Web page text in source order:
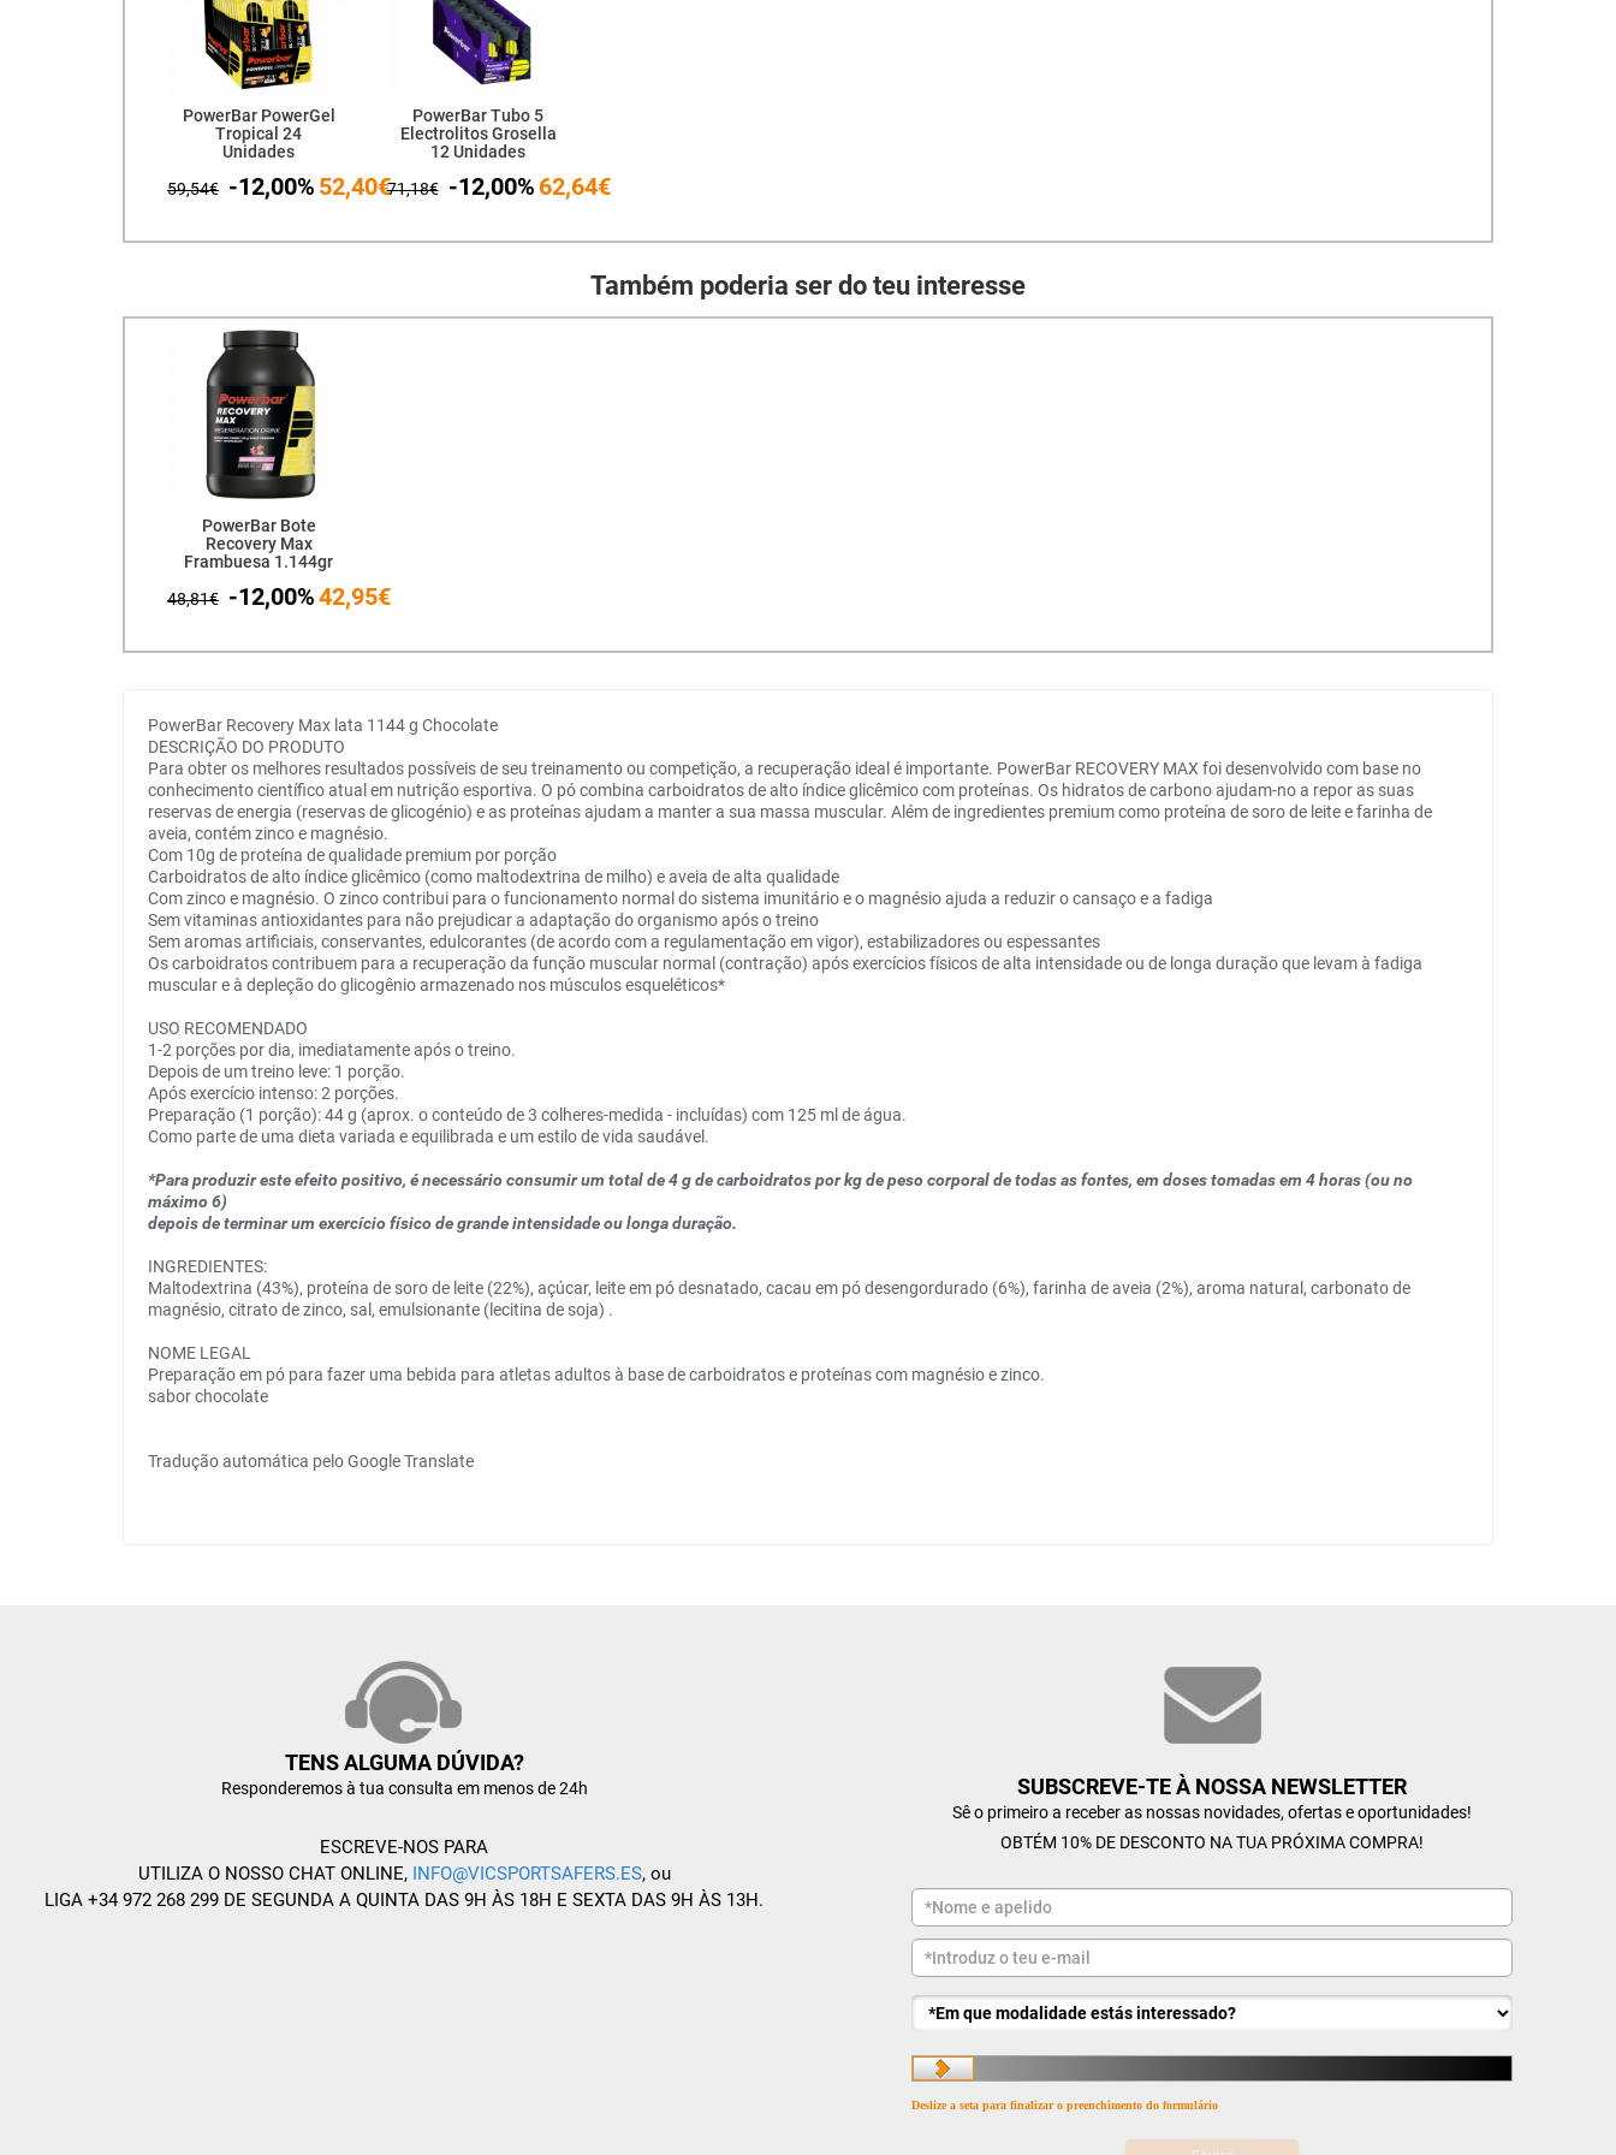
PowerBar PowerGel
Tropical 24
Unidades
59,54€ -12,00% 52,40€
PowerBar Tubo 5
Electrolitos Grosella
12 Unidades
71,18€ -12,00% 62,64€
Também poderia ser do teu interesse
PowerBar Bote
Recovery Max
Frambuesa 1.144gr
48,81€ -12,00%42,95€
PowerBar Recovery Max lata 1144 g Chocolate
DESCRIÇÃO DO PRODUTO
Para obter os melhores resultados possíveis de seu treinamento ou competição, a recuperação ideal é importante. PowerBar RECOVERY MAX foi desenvolvido com base no
conhecimento científico atual em nutrição esportiva. O pó combina carboidratos de alto índice glicêmico com proteínas. Os hidratos de carbono ajudam-no a repor as suas
reservas de energia (reservas de glicogénio) e as proteínas ajudam a manter a sua massa muscular. Além de ingredientes premium como proteína de soro de leite e farinha de
aveia, contém zinco e magnésio.
Com 10g de proteína de qualidade premium por porção
Carboidratos de alto índice glicêmico (como maltodextrina de milho) e aveia de alta qualidade
Com zinco e magnésio. O zinco contribui para o funcionamento normal do sistema imunitário e o magnésio ajuda a reduzir o cansaço e a fadiga
Sem vitaminas antioxidantes para não prejudicar a adaptação do organismo após o treino
Sem aromas artificiais, conservantes, edulcorantes (de acordo com a regulamentação em vigor), estabilizadores ou espessantes
Os carboidratos contribuem para a recuperação da função muscular normal (contração) após exercícios físicos de alta intensidade ou de longa duração que levam à fadiga
muscular e à depleção do glicogênio armazenado nos músculos esqueléticos*
USO RECOMENDADO
1-2 porções por dia, imediatamente após o treino.
Depois de um treino leve: 1 porção.
Após exercício intenso: 2 porções.
Preparação (1 porção): 44 g (aprox. o conteúdo de 3 colheres-medida - incluídas) com 125 ml de água.
Como parte de uma dieta variada e equilibrada e um estilo de vida saudável.
*Para produzir este efeito positivo, é necessário consumir um total de 4 g de carboidratos por kg de peso corporal de todas as fontes, em doses tomadas em 4 horas (ou no
máximo 6)
depois de terminar um exercício físico de grande intensidade ou longa duração.
INGREDIENTES:
Maltodextrina (43%), proteína de soro de leite (22%), açúcar, leite em pó desnatado, cacau em pó desengordurado (6%), farinha de aveia (2%), aroma natural, carbonato de
magnésio, citrato de zinco, sal, emulsionante (lecitina de soja) .
NOME LEGAL
Preparação em pó para fazer uma bebida para atletas adultos à base de carboidratos e proteínas com magnésio e zinco.
sabor chocolate
Tradução automática pelo Google Translate
TENS ALGUMA DÚVIDA?
Responderemos à tua consulta em menos de 24h
ESCREVE-NOS PARA
UTILIZA O NOSSO CHAT ONLINE, INFO@VICSPORTSAFERS.ES, ou
LIGA +34 972 268 299 DE SEGUNDA A QUINTA DAS 9H ÀS 18H E SEXTA DAS 9H ÀS 13H.
SUBSCREVE-TE À NOSSA NEWSLETTER
Sê o primeiro a receber as nossas novidades, ofertas e oportunidades!
OBTÉM 10% DE DESCONTO NA TUA PRÓXIMA COMPRA!
Deslize a seta para finalizar o preenchimento do formulário